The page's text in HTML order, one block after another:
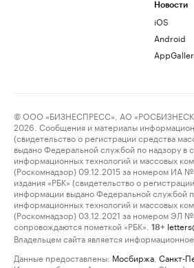
Новости
iOS
Android
© ООО «БИЗНЕСПРЕСС», АО
2026. Сообщения и материалы
(свидетельство о регистрации средства
выдано Федеральной службой по надзору в
информационных технологий и массовых
(Роскомнадзор) 09.12.2015 за номером ИА
издания «РБК» (свидетельство о
информации выдано Федеральной службой
информационных технологий и массовых
(Роскомнадзор) 03.12.2021 за номером ЭЛ
сопровождаются пометкой «РБК».
18+
Владельцем сайта является информационное
Данные предоставлены: Мосбиржа Санкт-